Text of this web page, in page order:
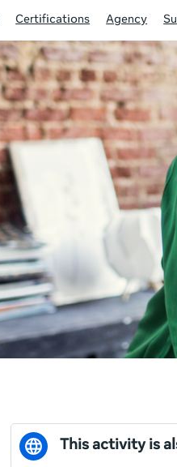
Certifications Agency
This activity is